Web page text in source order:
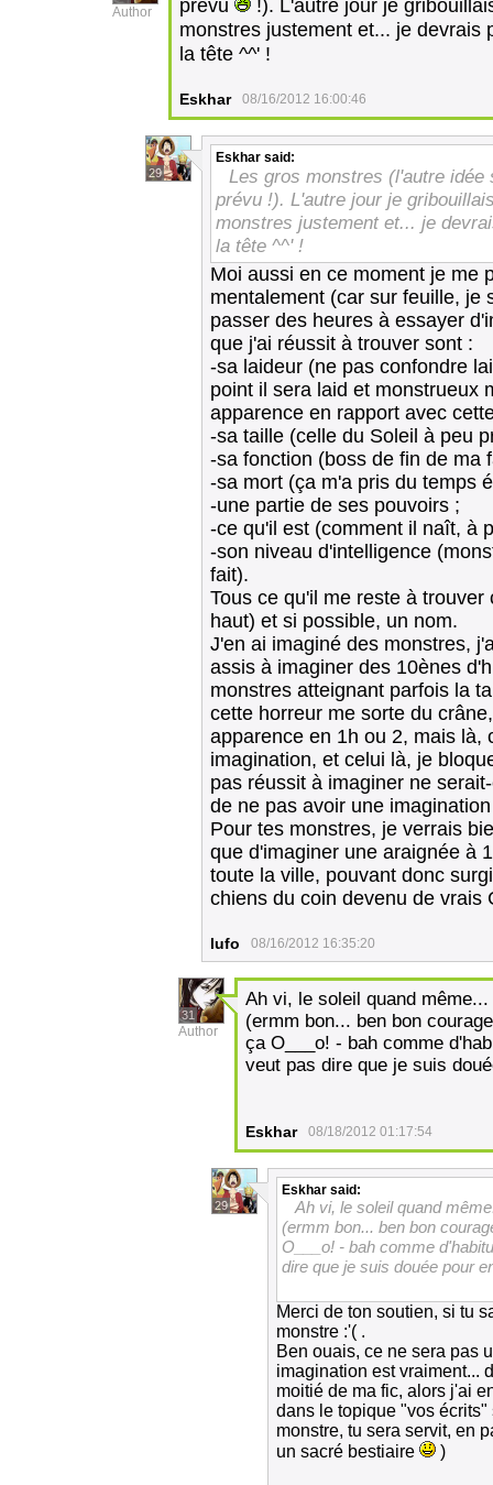
Author prévu
!). L'autre jour je
monstres justement et... je devrais
la tête ^^' !
Eskhar 08/16/2012 16:00:46
29
Eskhar said:
Les gros monstres (l'autre
prévu !). L'autre jour je
monstres justement et... je
la tête ^^' !
Moi aussi en ce moment je me
mentalement (car sur feuille, je
passer des heures à essayer
que j'ai réussit à trouver sont :
-sa laideur (ne pas confondre
point il sera laid et monstrueux
apparence en rapport avec
-sa taille (celle du Soleil à peu
-sa fonction (boss de fin de ma
-sa mort (ça m'a pris du temps
-une partie de ses pouvoirs ;
-ce qu'il est (comment il naît, à
-son niveau d'intelligence
fait).
Tous ce qu'il me reste à
haut) et si possible, un nom.
J'en ai imaginé des monstres,
assis à imaginer des 10ènes
monstres atteignant parfois la
cette horreur me sorte du
apparence en 1h ou 2, mais là,
imagination, et celui là, je
pas réussit à imaginer ne
de ne pas avoir une
Pour tes monstres, je verrais
que d'imaginer une araignée à
toute la ville, pouvant donc
chiens du coin devenu de vrais
lufo 08/16/2012 16:35:20
31
Author
Ah vi, le soleil quand
(ermm bon... ben bon
ça O___o! - bah comme
veut pas dire que je suis
Eskhar 08/18/2012 01:17:54
29
Eskhar said:
Ah vi, le soleil quand
(ermm bon... ben bon
O___o! - bah comme
dire que je suis douée pour
Merci de ton soutien, si tu
monstre :'( .
Ben ouais, ce ne sera pas
imagination est vraiment...
moitié de ma fic, alors j'ai
dans le topique "vos
monstre, tu sera servit, en
un sacré bestiaire
)